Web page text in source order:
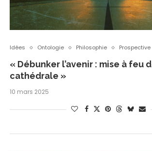
Idées Ontologie Philosophie Prospective
« Débunker l’avenir : mise à feu
cathédrale »
10 mars 2025